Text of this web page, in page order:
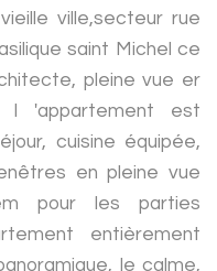
ville,secteur rue
saint Michel ce
pleine vue er
l 'appartement est
cuisine équipée,
en pleine vue
pour les parties
entièrement
le calme,